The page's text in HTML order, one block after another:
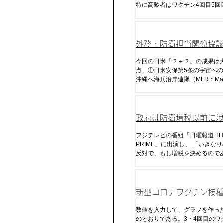
特に高齢者はワクチン4回目5回
外務・防衛担当閣僚協
ラス2）
今回の日米「２＋２」の成果は
点、①日米安保第5条の宇宙へ
沖縄へ海兵沿岸連隊（MLR：
政府は防衛増税以前に
くすべき
フジテレビの番組「日曜報道
PRIME」に出演し、 「いきなりの増税には
反対で、もし増税を決めるので
断いただく必要が当然ある」と
た。
新型コロナワクチン接
ナ感染・死・超過死亡
数値を入力して、グラフを作っ
のとおりである。3・4回目のワ